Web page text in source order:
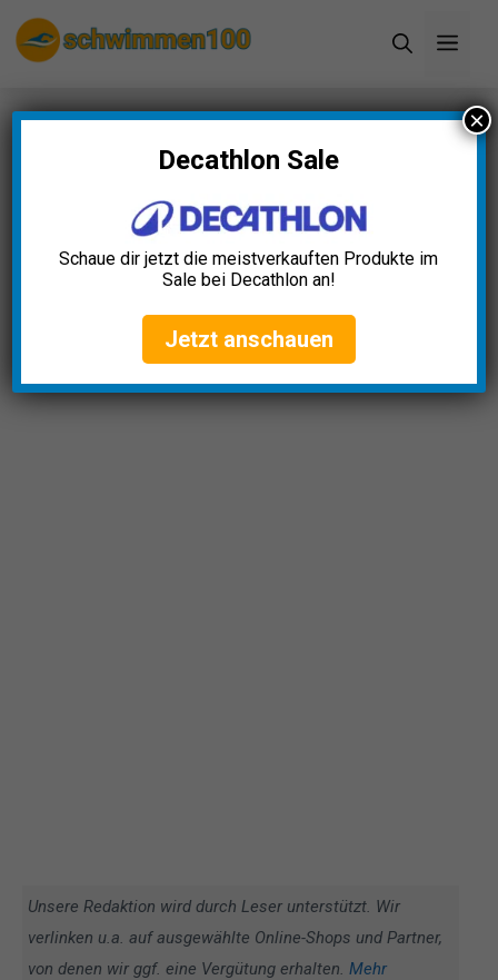
Zum
Inhalt
Startseite»Blog»Badespaß Wasserpistole Test:
Die 5 besten (Bestenliste)
Badespaß Wasserpistole
Test: Die 5 besten
(Bestenliste)
Unsere Redaktion wird durch Leser unterstützt. Wir
verlinken u.a. auf ausgewählte Online-Shops und Partner,
von denen wir ggf. eine Vergütung erhalten. Mehr
Decathlon Sale
Schaue dir jetzt die meistverkauften Produkte im
Sale bei Decathlon an!
Jetzt anschauen
×